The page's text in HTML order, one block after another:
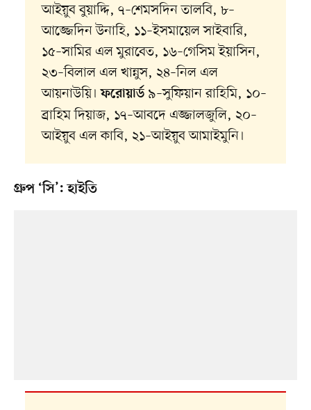
আইয়ুব বুয়াদ্দি, ৭–শেমসদিন তালবি, ৮–
আজ্জেদিন উনাহি, ১১–ইসমায়েল সাইবারি,
১৫–সামির এল মুরাবেত, ১৬–গেসিম ইয়াসিন,
২৩–বিলাল এল খান্নুস, ২৪–নিল এল
আয়নাউয়ি।ফরোয়ার্ড৯–সুফিয়ান রাহিমি, ১০–
ব্রাহিম দিয়াজ, ১৭–আবদে এজ্জালজুলি, ২০–
আইয়ুব এল কাবি, ২১–আইয়ুব আমাইমুনি।
গ্রুপ ‘সি’: হাইতি